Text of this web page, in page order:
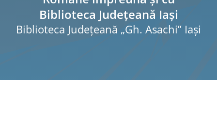
Biblioteca Județeană Iași
Biblioteca Judeţeană „Gh. Asachi” Iaşi